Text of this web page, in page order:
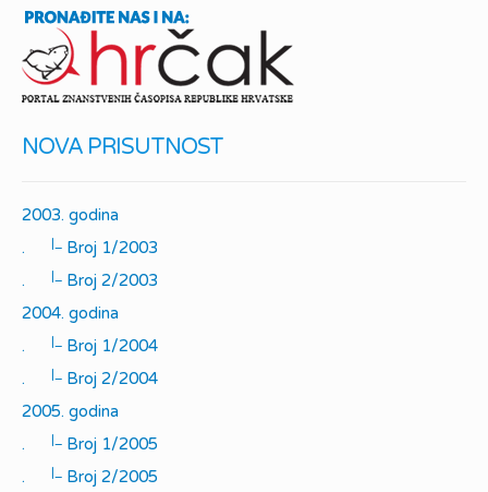
NOVA PRISUTNOST
2003. godina
.
|_
Broj 1/2003
.
|_
Broj 2/2003
2004. godina
.
|_
Broj 1/2004
.
|_
Broj 2/2004
2005. godina
.
|_
Broj 1/2005
.
|_
Broj 2/2005